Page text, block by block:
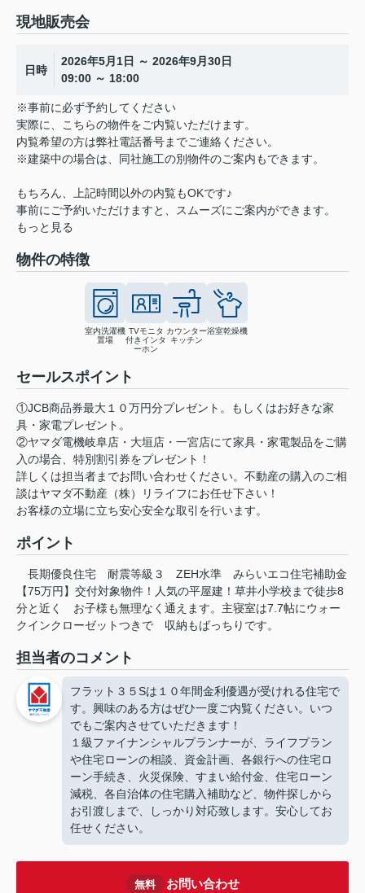
現地販売会
日時
2026年5月1日 ～ 2026年9月30日
09:00 ～ 18:00
※事前に必ず予約してください
実際に、こちらの物件をご内覧いただけます。
内覧希望の方は弊社電話番号までご連絡ください。
※建築中の場合は、同社施工の別物件のご案内もできます。
もちろん、上記時間以外の内覧もOKです♪
事前にご予約いただけますと、スムーズにご案内ができます。
もっと見る
物件の特徴
室内洗濯機
置場
TVモニタ
付きインタ
ーホン
カウンター
キッチン
浴室乾燥機
セールスポイント
①JCB商品券最大１０万円分プレゼント。もしくはお好きな家
具・家電プレゼント。
②ヤマダ電機岐阜店・大垣店・一宮店にて家具・家電製品をご購
入の場合、特別割引券をプレゼント！
詳しくは担当者までお問い合わせください。不動産の購入のご相
談はヤマダ不動産（株）リライフにお任せ下さい！
お客様の立場に立ち安心安全な取引を行います。
ポイント
長期優良住宅 耐震等級３ ZEH水準
みらいエコ住宅補助金
【75万円】交付対象物件！人気の平屋建！草井小学校まで徒歩8
分と近く
お子様も無理なく通えます。主寝室は7.7帖にウォー
クインクローゼットつきで
収納もばっちりです。
担当者のコメント
フラット３５Sは１０年間金利優遇が受けれる住宅で
す。興味のある方はぜひ一度ご内覧ください。いつ
でもご案内させていただきます！
１級ファイナンシャルプランナーが、ライフプラン
や住宅ローンの相談、資金計画、各銀行への住宅ロ
ーン手続き、火災保険、すまい給付金、住宅ローン
減税、各自治体の住宅購入補助など、物件探しから
お引渡しまで、しっかり対応致します。安心してお
任せください。
無料 お問い合わせ